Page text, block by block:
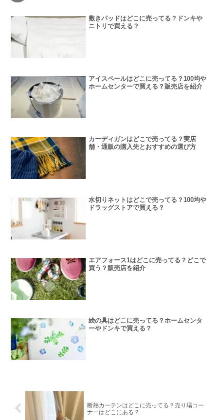
敷きパッドはどこに売ってる？ドンキや
ニトリで買える？
アイスペールはどこに売ってる？100均や
ホームセンターで買える？販売店を紹介
カーディガンはどこで売ってる？実店
舗・通販の購入先とおすすめの選び方
水切りネットはどこで売ってる？100均や
ドラッグストアで買える？
エアフォース1はどこに売ってる？どこで
買う？販売店を紹介
絵の具はどこに売ってる？ホームセンタ
ーやドンキで買える？
断熱カーテンはどこに売ってる？売り場コー
ナーはどこにある？